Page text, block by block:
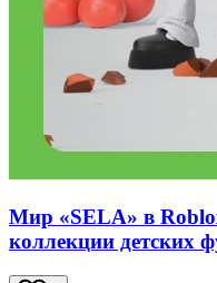
Мир «SELA» в
коллекции детских